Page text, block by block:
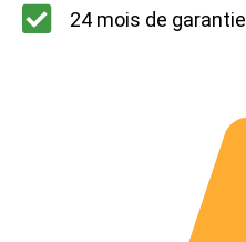
24 mois de garantie